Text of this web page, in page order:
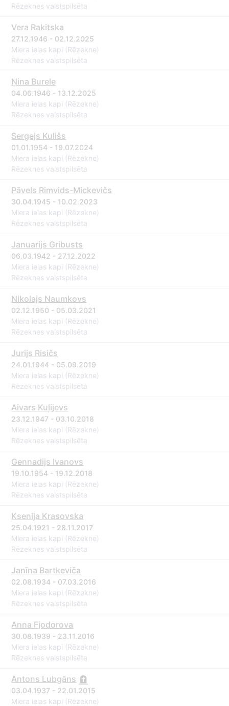
Rēzeknes valstspilsēta
Vera Rakitska
27.12.1946 - 02.12.2025
Miera ielas kapi (Rēzekne)
Rēzeknes valstspilsēta
Ņina Burele
04.06.1946 - 13.12.2025
Miera ielas kapi (Rēzekne)
Rēzeknes valstspilsēta
Sergejs Kulišs
01.01.1954 - 19.07.2024
Miera ielas kapi (Rēzekne)
Rēzeknes valstspilsēta
Pāvels Rimvids-Mickevičs
30.04.1945 - 10.02.2023
Miera ielas kapi (Rēzekne)
Rēzeknes valstspilsēta
Januarijs Gribusts
06.03.1942 - 27.12.2022
Miera ielas kapi (Rēzekne)
Rēzeknes valstspilsēta
Nikolajs Naumkovs
02.12.1950 - 05.03.2021
Miera ielas kapi (Rēzekne)
Rēzeknes valstspilsēta
Jurijs Risičs
24.01.1944 - 05.09.2019
Miera ielas kapi (Rēzekne)
Rēzeknes valstspilsēta
Aivars Kuļijevs
23.12.1947 - 03.10.2018
Miera ielas kapi (Rēzekne)
Rēzeknes valstspilsēta
Gennadijs Ivanovs
19.10.1954 - 19.12.2018
Miera ielas kapi (Rēzekne)
Rēzeknes valstspilsēta
Ksenija Krasovska
25.04.1921 - 28.11.2017
Miera ielas kapi (Rēzekne)
Rēzeknes valstspilsēta
Janīna Bartkeviča
02.08.1934 - 07.03.2016
Miera ielas kapi (Rēzekne)
Rēzeknes valstspilsēta
Anna Fjodorova
30.08.1939 - 23.11.2016
Miera ielas kapi (Rēzekne)
Rēzeknes valstspilsēta
Antons Lubgāns
03.04.1937 - 22.01.2015
Miera ielas kapi (Rēzekne)